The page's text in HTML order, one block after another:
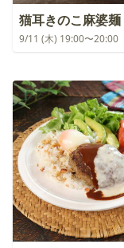
猫耳きのこ麻婆麺
9/11 (木) 19:00〜20:00